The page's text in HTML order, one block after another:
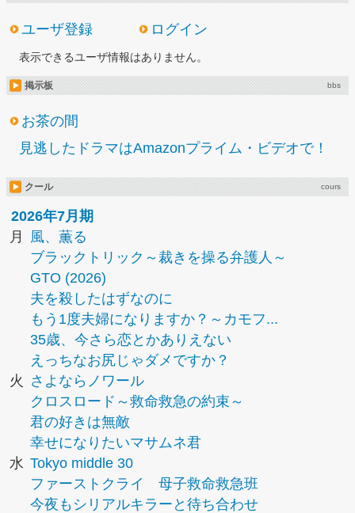
ユーザ登録 ログイン
表示できるユーザ情報はありません。
掲示板 bbs
お茶の間
見逃したドラマはAmazonプライム・ビデオで！
クール cours
2026年7月期
月
風、薫る
ブラックトリック～裁きを操る弁護人～
GTO (2026)
夫を殺したはずなのに
もう1度夫婦になりますか？～カモフ...
35歳、今さら恋とかありえない
えっちなお尻じゃダメですか？
火
さよならノワール
クロスロード～救命救急の約束～
君の好きは無敵
幸せになりたいマサムネ君
水 Tokyo middle 30
ファーストクライ 母子救命救急班
今夜もシリアルキラーと待ち合わせ